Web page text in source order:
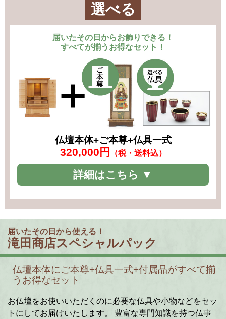
選べる
届いたその日からお飾りできる！
すべてが揃うお得なセット！
仏壇本体+ご本尊+仏具一式
320,000円 （税・送料込）
詳細はこちら ▼
届いたその日から使える！
滝田商店スペシャルパック
仏壇本体にご本尊+仏具一式+付属品がすべて揃
うお得なセット
お仏壇をお使いいただくのに必要な仏具や小物などをセッ
トにしてお届けいたします。 豊富な専門知識を持つ仏事